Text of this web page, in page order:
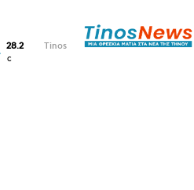
28.2
C
Tinos